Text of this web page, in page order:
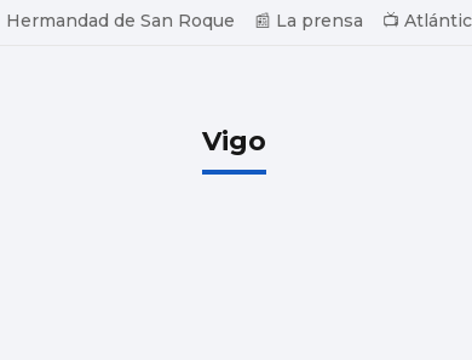
Hermandad de San Roque 📰 La prensa 📺
Vigo